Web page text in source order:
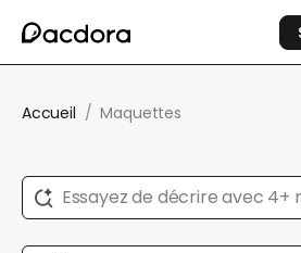
Accueil / Maquettes
Essayez de décrire avec 4+